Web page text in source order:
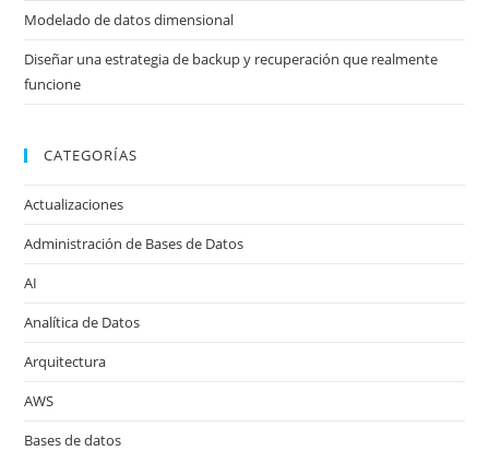
Modelado de datos dimensional
Diseñar una estrategia de backup y recuperación que realmente
funcione
CATEGORÍAS
Actualizaciones
Administración de Bases de Datos
AI
Analítica de Datos
Arquitectura
AWS
Bases de datos